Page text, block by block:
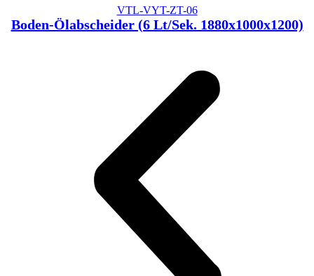
VTL-VYT-ZT-06
Boden-Ölabscheider (6 Lt/Sek. 1880x1000x1200)